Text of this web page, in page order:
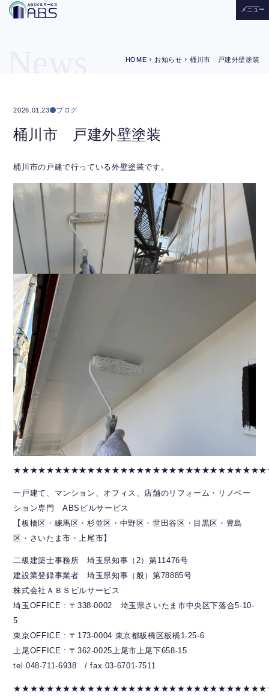
メニュー
HOME chevron_right お知らせ chevron_right桶川市 戸建外壁塗装
2026.01.23 ブログ
桶川市 戸建外壁塗装
桶川市の戸建で行っている外壁塗装です。
一戸建て、マンション、オフィス、店舗のリフォーム・リノベー
ション専門 ABSビルサービス
【板橋区・練馬区・杉並区・中野区・世田谷区・目黒区・豊島
区・さいたま市・上尾市】
二級建築士事務所 埼玉県知事（2）第11476号
建設業登録事業者 埼玉県知事（般）第78885号
株式会社ＡＢＳビルサービス
埼玉OFFICE : 〒338-0002 埼玉県さいたま市中央区下落合5-10-
5
東京OFFICE : 〒173-0004 東京都板橋区板橋1-25-6
上尾OFFICE : 〒362-0025上尾市上尾下658-15
tel 048-711-6938 / fax 03-6701-7511